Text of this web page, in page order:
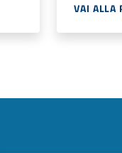
VAI ALLA